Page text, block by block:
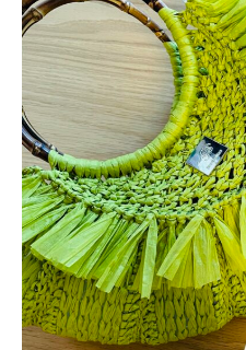
が
で
す
か？